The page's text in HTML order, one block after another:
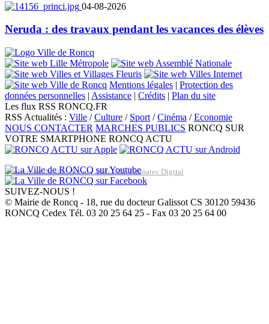
04-08-2026
Neruda : des travaux pendant les vacances des élèves
Mentions légales | Protection des
données personnelles | Assistance | Crédits | Plan du site
Les flux RSS RONCQ.FR
RSS Actualités : Ville /Culture / Sport /Cinéma /Economie
NOUS CONTACTER MARCHES PUBLICS RONCQ SUR
VOTRE SMARTPHONE RONCQ ACTU
Réalisation du site: Agence Web Lille Promatec Digital
SUIVEZ-NOUS !
© Mairie de Roncq - 18, rue du docteur Galissot CS 30120 59436
RONCQ Cedex Tél. 03 20 25 64 25 - Fax 03 20 25 64 00